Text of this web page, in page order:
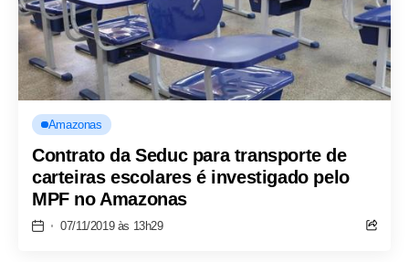
Amazonas
Contrato da Seduc para transporte de
carteiras escolares é investigado pelo
MPF no Amazonas
07/11/2019 às 13h29